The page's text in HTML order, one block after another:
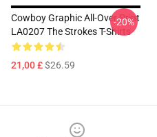
Cowboy Graphic All-Over Print
LA0207 The Strokes T-Shirts
21,00 £$26.59
-20%